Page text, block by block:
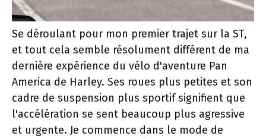
Se déroulant pour mon premier trajet sur la ST,
et tout cela semble résolument différent de ma
dernière expérience du vélo d'aventure Pan
America de Harley. Ses roues plus petites et son
cadre de suspension plus sportif signifient que
l'accélération se sent beaucoup plus agressive
et urgente. Je commence dans le mode de